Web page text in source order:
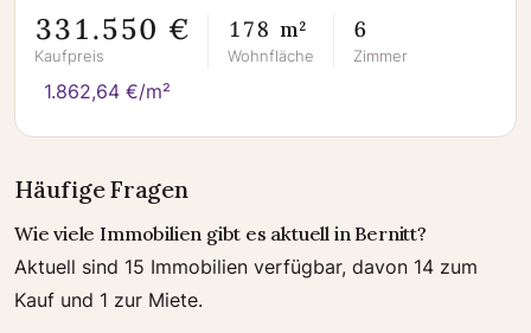
331.550 €
Kaufpreis
178 m²
Wohnfläche
6
Zimmer
1.862,64 €/m²
Häufige Fragen
Wie viele Immobilien gibt es aktuell in Bernitt?
Aktuell sind 15 Immobilien verfügbar, davon 14 zum
Kauf und 1 zur Miete.